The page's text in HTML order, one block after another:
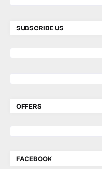
SUBSCRIBE US
OFFERS
FACEBOOK